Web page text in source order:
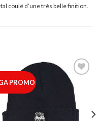
coulé d’une très belle finition.
PROMO
Ajouter
à ma
liste